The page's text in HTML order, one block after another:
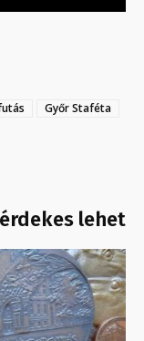
Győr Staféta
érdekes lehet